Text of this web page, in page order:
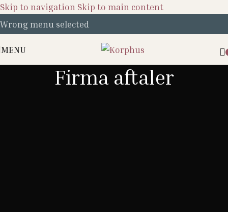
Skip to navigation Skip to main content
Wrong menu selected
MENU
Firma aftaler